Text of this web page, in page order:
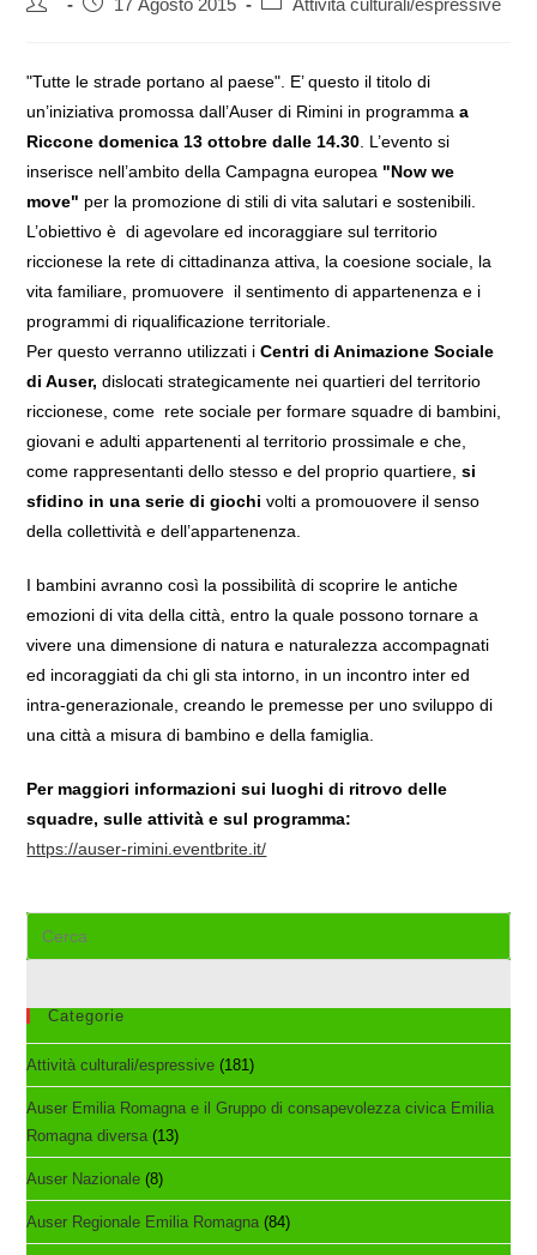
17 Agosto 2015 Attività culturali/espressive
"Tutte le strade portano al paese". E’ questo il titolo di
un’iniziativa promossa dall’Auser di Rimini in programmaa
Riccone domenica 13 ottobre dalle 14.30. L’evento si
inserisce nell’ambito della Campagna europea "Now we
move" per la promozione di stili di vita salutari e sostenibili.
L’obiettivo è di agevolare ed incoraggiare sul territorio
riccionese la rete di cittadinanza attiva, la coesione sociale, la
vita familiare, promuovere il sentimento di appartenenza e i
programmi di riqualificazione territoriale.
Per questo verranno utilizzati iCentri di Animazione Sociale
di Auser,dislocati strategicamente nei quartieri del territorio
riccionese, come rete sociale per formare squadre di bambini,
giovani e adulti appartenenti al territorio prossimale e che,
come rappresentanti dello stesso e del proprio quartiere,si
sfidino in una serie di giochi volti a promouovere il senso
della collettività e dell’appartenenza.
I bambini avranno così la possibilità di scoprire le antiche
emozioni di vita della città, entro la quale possono tornare a
vivere una dimensione di natura e naturalezza accompagnati
ed incoraggiati da chi gli sta intorno, in un incontro inter ed
intra-generazionale, creando le premesse per uno sviluppo di
una città a misura di bambino e della famiglia.
Per maggiori informazioni sui luoghi di ritrovo delle
squadre, sulle attività e sul programma:
https://auser-rimini.eventbrite.it/
Cerca
nel
webCategorie
Attività culturali/espressive (181)
Auser Emilia Romagna e il Gruppo di consapevolezza civica Emilia
Romagna diversa (13)
Auser Nazionale (8)
Auser Regionale Emilia Romagna (84)